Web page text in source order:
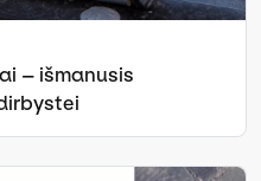
– išmanusis